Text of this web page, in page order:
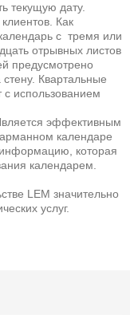
текущую дату.
Как
с тремя или
отрывных листов
предусмотрено
Квартальные
использованием
эффективным
календаре
которая
календарем.
LEM значительно
услуг.